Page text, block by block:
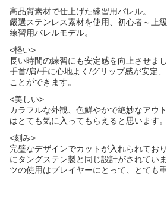
高品質素材で仕上げた練習用バレル。
嚴選ステンレス素材を使用、初心者～上
練習用バレルモデル。
<軽い>
長い時間の練習にも安定感を向上させまし
手首/肩/手に心地よく/グリップ感が安定
ことができます。
<美しい>
カラフルな外観、色鮮やかで絶妙なアウ
はとても気に入ってもらえると思います。
<刻み>
完璧なデザインでカットが入れられてお
にタングステン製と同じ設計がされてい
ツの使用はプレイヤーにとって、とても重